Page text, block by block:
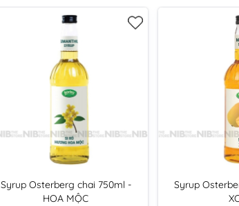
Syrup Osterberg chai 750ml -
HOA MỘC
Syrup